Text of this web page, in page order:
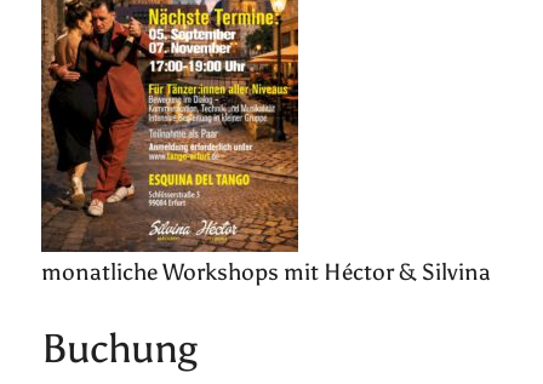
monatliche Workshops mit Héctor & Silvina
Buchung